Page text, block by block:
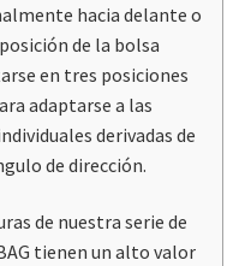
hacia delante o
de la bolsa
en tres posiciones
adaptarse a las
derivadas de
de dirección.
de nuestra serie de
tienen un alto valor